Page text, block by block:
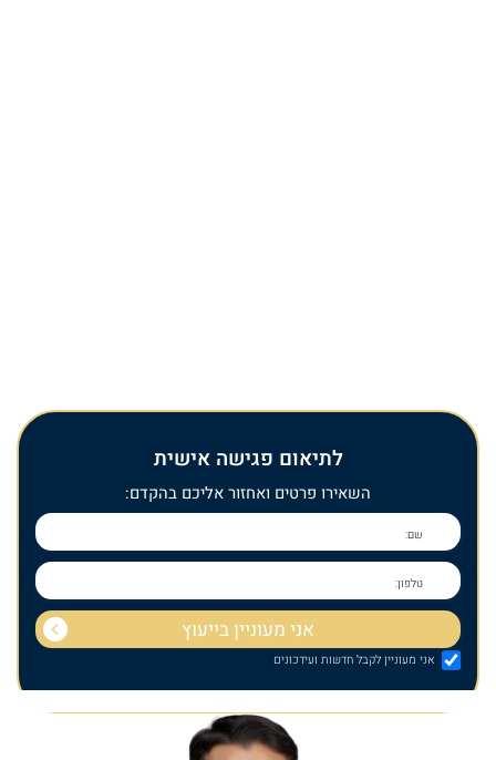
לתיאום פגישה אישית
השאירו פרטים ואחזור אליכם בהקדם:
אני מעוניין לקבל חדשות ועידכונים